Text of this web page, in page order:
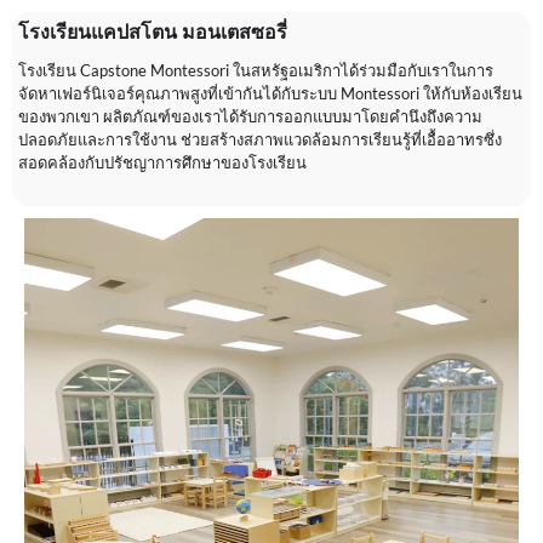
โรงเรียนแคปสโตน มอนเตสซอรี่
โรงเรียน Capstone Montessori ในสหรัฐอเมริกาได้ร่วมมือกับเราในการ
จัดหาเฟอร์นิเจอร์คุณภาพสูงที่เข้ากันได้กับระบบ Montessori ให้กับห้องเรียน
ของพวกเขา ผลิตภัณฑ์ของเราได้รับการออกแบบมาโดยคำนึงถึงความ
ปลอดภัยและการใช้งาน ช่วยสร้างสภาพแวดล้อมการเรียนรู้ที่เอื้ออาทรซึ่ง
สอดคล้องกับปรัชญาการศึกษาของโรงเรียน